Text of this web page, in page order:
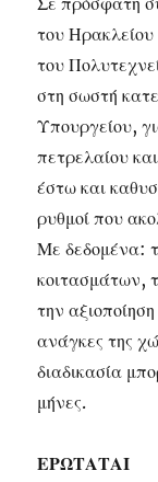
του
του
στη σωστή
Υπουργείου,
πετρελαίου
έστω και
ρυθμοί που
Με δεδομένα:
κοιτασμάτων,
την
ανάγκες της
διαδικασία
μήνες.
ΕΡΩΤΑΤΑΙ